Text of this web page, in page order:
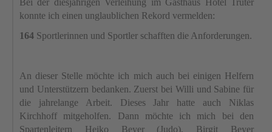
konnte ich einen unglaublichen Rekord vermelden:
164 Sportlerinnen und Sportler schafften die Anforderungen.
An dieser Stelle möchte ich mich auch bei einigen Helfern
und Unterstützern bedanken. Zuerst bei Willi und Sabine für
die jahrelange Arbeit. Dieses Jahr hatte auch Niklas
Kirchhoff mitgeholfen. Dann möchte ich mich bei den
Spartenleitern Heiko Beyer (Judo), Birgit Beyer